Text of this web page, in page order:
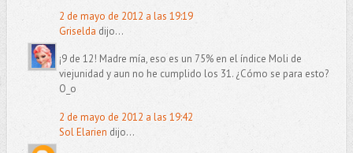
2 de mayo de 2012 a las 19:19
Griselda dijo...
¡9 de 12! Madre mía, eso es un 75% en el índice Moli de
viejunidad y aun no he cumplido los 31. ¿Cómo se para esto?
O_o
2 de mayo de 2012 a las 19:42
Sol Elarien dijo...